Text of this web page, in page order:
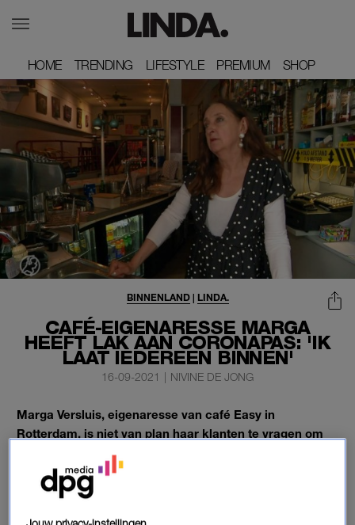
HOME
HOME TRENDING
TRENDING LIFESTYLE
LIFESTYLE PREMIUM
PREMIUM SHOP
SHOP
CAFÉ-EIGENARESSE MARGA
HEEFT LAK AAN CORONAPAS: 'IK
LAAT IEDEREEN BINNEN'
BINNENLAND| LINDA.
16-09-2021 | NIVINE DE JONG
Marga Versluis, eigenaresse van café Easy in
Rotterdam, is niet van plan haar klanten te vragen om
een coronapas. ‘Ik laat iedereen binnen’, zegt ze tegen
‘Hart van Nederland’.
“Als je niet gevaccineerd bent, mag je niet bij mij in het café
koffie drinken, mag je niet naar een restaurant, mag je niet op